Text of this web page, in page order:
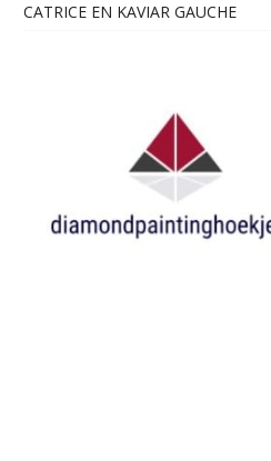
CATRICE EN KAVIAR GAUCHE